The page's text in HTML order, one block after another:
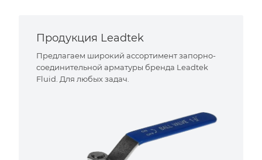
Продукция Leadtek
Предлагаем широкий ассортимент запорно-
соединительной арматуры бренда Leadtek
Fluid. Для любых задач.